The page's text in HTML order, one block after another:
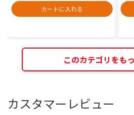
カートに入れる
このカテゴリをも
カスタマーレビュー